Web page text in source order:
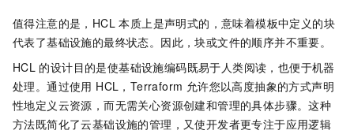
值得注意的是，HCL 本质上是声明式的，意味着模板中定义的块
代表了基础设施的最终状态。因此，块或文件的顺序并不重要。
HCL 的设计目的是使基础设施编码既易于人类阅读，也便于机器
处理。通过使用 HCL，Terraform 允许您以高度抽象的方式声明
性地定义云资源，而无需关心资源创建和管理的具体步骤。这种
方法既简化了云基础设施的管理，又使开发者更专注于应用逻辑